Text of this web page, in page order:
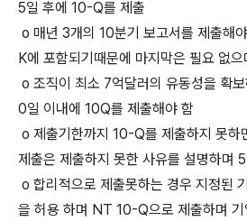
5일 후에 10-Q를 제출
o 매년 3개의 10분기 보고서를 제출해
K에 포함되기때문에 마지막은 필요 없으
o 조직이 최소 7억달러의 유동성을 확
0일 이내에 10Q를 제출해야 함
o 제출기한까지 10-Q를 제출하지 못
제출은 제출하지 못한 사유를 설명하며
o 합리적으로 제출못하는 경우 지정된
을 허용 하며 NT 10-Q으로 제출하며 기